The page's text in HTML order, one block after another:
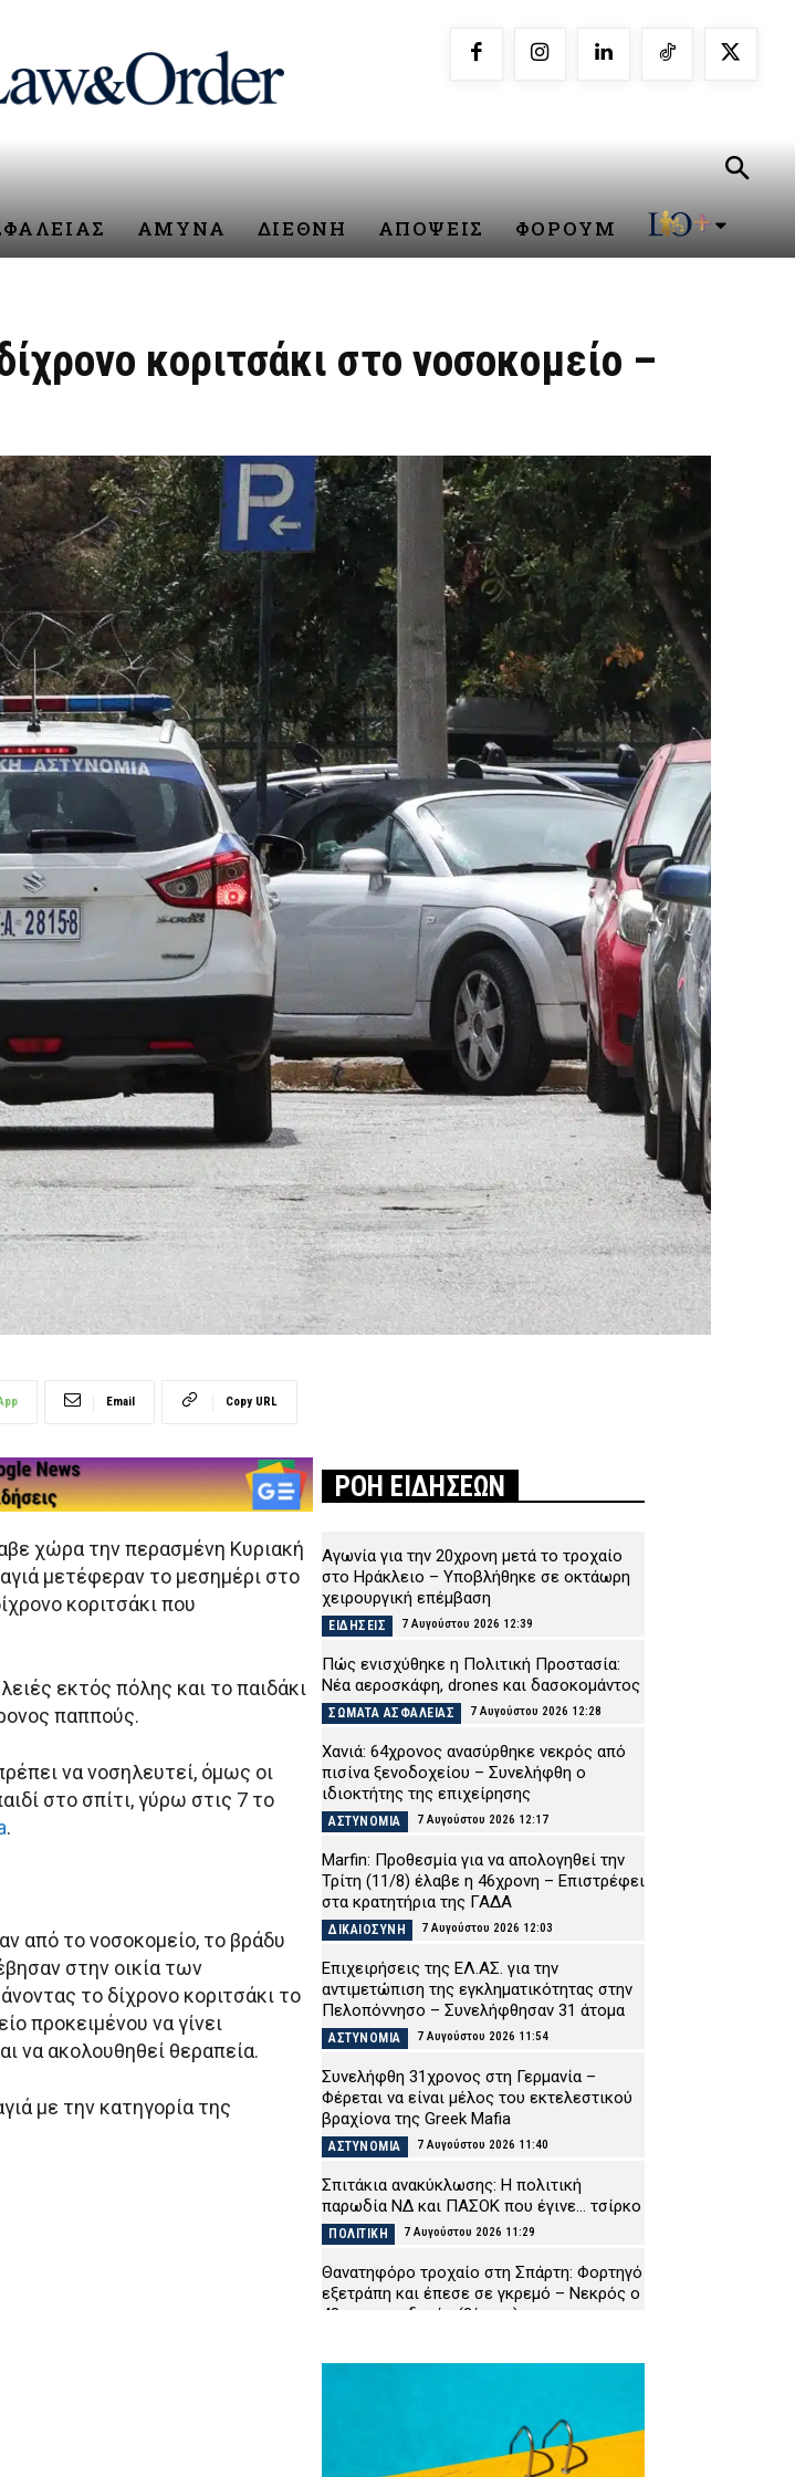
ΑΜΥΝΑ ΔΙΕΘΝΗ ΑΠΟΨΕΙΣ ΦΟΡΟΥΜ
κοριτσάκι στο νοσοκομείο –
Email Copy URL
χώρα την περασμένη Κυριακή
μετέφεραν το μεσημέρι στο
κοριτσάκι που
εκτός πόλης και το παιδάκι
παππούς.
να νοσηλευτεί, όμως οι
στο σπίτι, γύρω στις 7 το
.
από το νοσοκομείο, το βράδυ
στην οικία των
το δίχρονο κοριτσάκι το
προκειμένου να γίνει
να ακολουθηθεί θεραπεία.
με την κατηγορία της
ΡΟΗ ΕΙΔΗΣΕΩΝ
Αγωνία για την 20χρονη μετά το τροχαίο
στο Ηράκλειο – Υποβλήθηκε σε οκτάωρη
χειρουργική επέμβαση
ΕΙΔΗΣΕΙΣ 7 Αυγούστου 2026 12:39
Πώς ενισχύθηκε η Πολιτική Προστασία:
Νέα αεροσκάφη, drones και δασοκομάντος
ΣΩΜΑΤΑ ΑΣΦΑΛΕΙΑΣ 7 Αυγούστου 2026 12:28
Χανιά: 64χρονος ανασύρθηκε νεκρός από
πισίνα ξενοδοχείου – Συνελήφθη ο
ιδιοκτήτης της επιχείρησης
ΑΣΤΥΝΟΜΙΑ 7 Αυγούστου 2026 12:17
Marfin: Προθεσμία για να απολογηθεί την
Τρίτη (11/8) έλαβε η 46χρονη – Επιστρέφει
στα κρατητήρια της ΓΑΔΑ
ΔΙΚΑΙΟΣΥΝΗ 7 Αυγούστου 2026 12:03
Επιχειρήσεις της ΕΛ.ΑΣ. για την
αντιμετώπιση της εγκληματικότητας στην
Πελοπόννησο – Συνελήφθησαν 31 άτομα
ΑΣΤΥΝΟΜΙΑ 7 Αυγούστου 2026 11:54
Συνελήφθη 31χρονος στη Γερμανία –
Φέρεται να είναι μέλος του εκτελεστικού
βραχίονα της Greek Mafia
ΑΣΤΥΝΟΜΙΑ 7 Αυγούστου 2026 11:40
Σπιτάκια ανακύκλωσης: Η πολιτική
παρωδία ΝΔ και ΠΑΣΟΚ που έγινε… τσίρκο
ΠΟΛΙΤΙΚΗ 7 Αυγούστου 2026 11:29
Θανατηφόρο τροχαίο στη Σπάρτη: Φορτηγό
εξετράπη και έπεσε σε γκρεμό – Νεκρός ο
48χρονος οδηγός (βίντεο)
από τη στιγμή της σύγκρουσης του ΙΧ με
ΑΣΤΥΝΟΜΙΑ 7 Αυγούστου 2026 11:06